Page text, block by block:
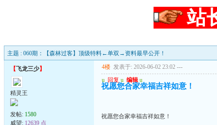
站
主题 : 060期：【森林过客】顶级特料←单双→资料最早公开！
【飞龙三少】
精灵王
发帖: 1580
威望: 12639 点
4楼 发表于: 2026-06-02 23:02 ---
u 回复 u 编辑 u
祝愿您合家幸福吉祥如意！
祝愿您合家幸福吉祥如意！